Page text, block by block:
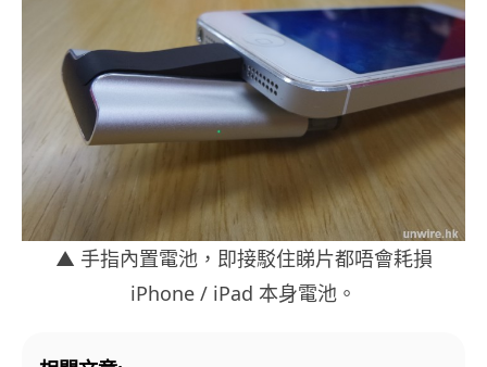
▲ 手指內置電池，即接駁住睇片都唔會耗損
iPhone / iPad 本身電池。